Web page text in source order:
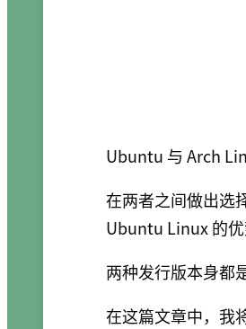
Ubuntu 与 Arch
在两者之间做出选
Ubuntu Linux 的优
两种发行版本身都
在这篇文章中，我